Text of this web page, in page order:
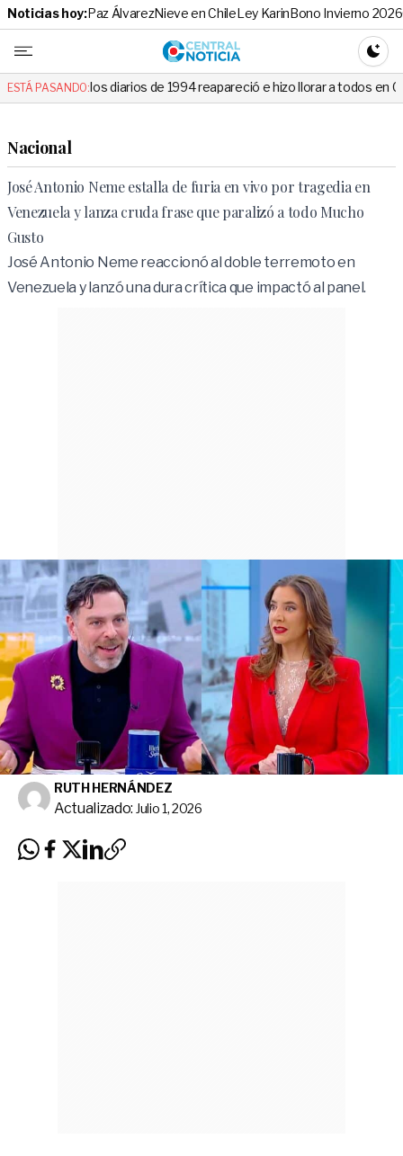
Noticias hoy:Paz ÁlvarezNieve en ChileLey KarinBono Invierno 2026
Central
ESTÁ PASANDO:
de 1994 reapareció e hizo llorar a todos en Canal 13
Nacional
José Antonio Neme estalla de furia en vivo por tragedia en
Venezuela y lanza cruda frase que paralizó a todo Mucho
Gusto
José Antonio Neme reaccionó al doble terremoto en
Venezuela y lanzó una dura crítica que impactó al panel.
RUTH HERNÁNDEZ
Actualizado: Julio 1, 2026